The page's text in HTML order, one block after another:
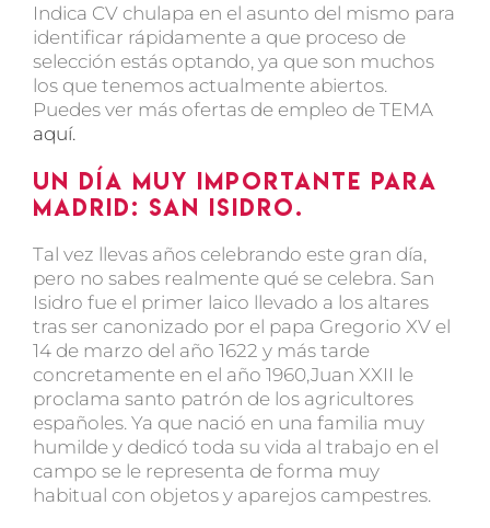
Indica CV chulapa en el asunto del mismo para
identificar rápidamente a que proceso de
selección estás optando, ya que son muchos
los que tenemos actualmente abiertos.
Puedes ver más ofertas de empleo de TEMA
aquí.
Un día muy importante para
Madrid: San Isidro.
Tal vez llevas años celebrando este gran día,
pero no sabes realmente qué se celebra. San
Isidro fue el primer laico llevado a los altares
tras ser canonizado por el papa Gregorio XV el
14 de marzo del año 1622 y más tarde
concretamente en el año 1960,Juan XXII le
proclama santo patrón de los agricultores
españoles. Ya que nació en una familia muy
humilde y dedicó toda su vida al trabajo en el
campo se le representa de forma muy
habitual con objetos y aparejos campestres.